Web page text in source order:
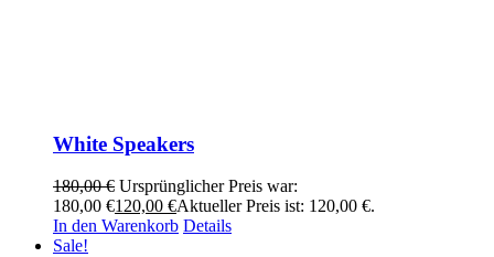
White Speakers
180,00€ Ursprünglicher Preis war:
180,00 €120,00 €Aktueller Preis ist: 120,00 €.
In den Warenkorb Details
Sale!